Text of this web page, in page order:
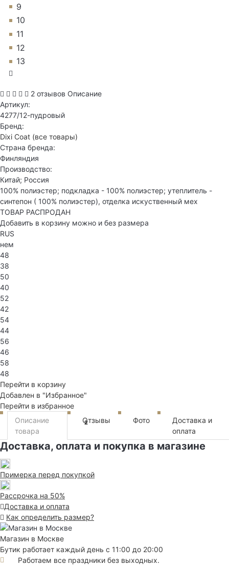
9
10
11
12
13
2 отзывов Описание
Артикул:
4277/12-пудровый
Бренд:
Dixi Coat (все товары)
Страна бренда:
Финляндия
Производство:
Китай; Россия
100% полиэстер; подкладка - 100% полиэстер; утеплитель -
синтепон ( 100% полиэстер), отделка искуственный мех
ТОВАР РАСПРОДАН
Добавить в корзину можно и без размера
RUS
нем
48
38
50
40
52
42
54
44
56
46
58
48
Перейти в корзину
Добавлен в "Избранное"
Перейти в избранное
Описание
товара
Отзывы
2 Фото
Доставка и
оплата
Доставка, оплата и покупка в магазине
Примерка перед покупкой
Рассрочка на 50%
Доставка и оплата
Как определить размер?
Магазин в Москве
Бутик работает каждый день с 11:00 до 20:00
Работаем все праздники без выходных.